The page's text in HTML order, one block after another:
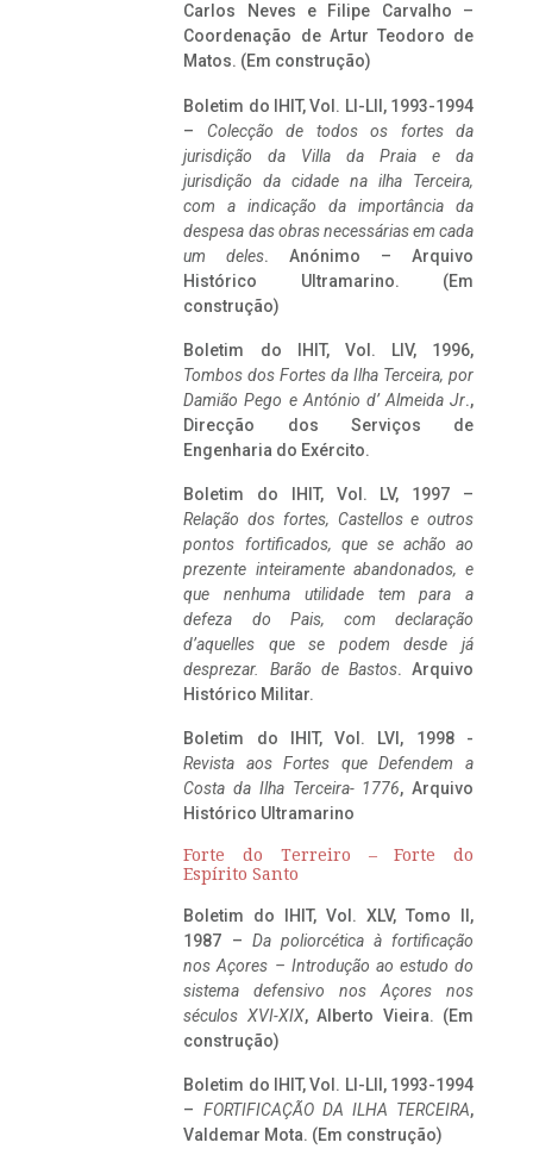
Carlos Neves e Filipe Carvalho –
Coordenação de Artur Teodoro de
Matos. (Em construção)
Boletim do IHIT, Vol. LI-LII, 1993-1994
– Colecção de todos os fortes da
jurisdição da Villa da Praia e da
jurisdição da cidade na ilha Terceira,
com a indicação da importância da
despesa das obras necessárias em cada
um deles. Anónimo – Arquivo
Histórico Ultramarino. (Em
construção)
Boletim do IHIT, Vol. LIV, 1996,
Tombos dos Fortes da Ilha Terceira, por
Damião Pego e António d’ Almeida Jr.,
Direcção dos Serviços de
Engenharia do Exército.
Boletim do IHIT, Vol. LV, 1997 –
Relação dos fortes, Castellos e outros
pontos fortificados, que se achão ao
prezente inteiramente abandonados, e
que nenhuma utilidade tem para a
defeza do Pais, com declaração
d’aquelles que se podem desde já
desprezar. Barão de Bastos. Arquivo
Histórico Militar.
Boletim do IHIT, Vol. LVI, 1998 -
Revista aos Fortes que Defendem a
Costa da Ilha Terceira- 1776, Arquivo
Histórico Ultramarino
Forte do Terreiro – Forte do
Espírito Santo
Boletim do IHIT, Vol. XLV, Tomo II,
1987 – Da poliorcética à fortificação
nos Açores – Introdução ao estudo do
sistema defensivo nos Açores nos
séculos XVI-XIX, Alberto Vieira. (Em
construção)
Boletim do IHIT, Vol. LI-LII, 1993-1994
– FORTIFICAÇÃO DA ILHA TERCEIRA,
Valdemar Mota. (Em construção)